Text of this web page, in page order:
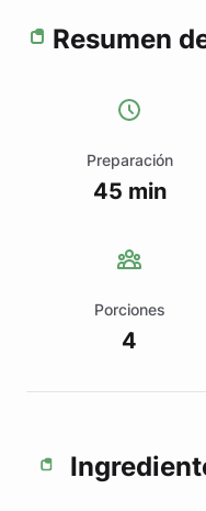
Resumen
Preparación
45 min
Porciones
4